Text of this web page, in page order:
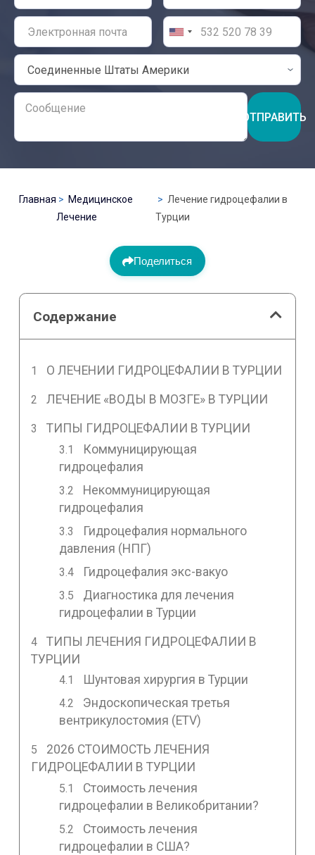
ОТПРАВИТЬ
Главная
Медицинское
Лечение
Лечение гидроцефалии в
Турции
Поделиться
Содержание
О ЛЕЧЕНИИ ГИДРОЦЕФАЛИИ В ТУРЦИИ
ЛЕЧЕНИЕ «ВОДЫ В МОЗГЕ» В ТУРЦИИ
ТИПЫ ГИДРОЦЕФАЛИИ В ТУРЦИИ
Коммуницирующая
гидроцефалия
Некоммуницирующая
гидроцефалия
Гидроцефалия нормального
давления (НПГ)
Гидроцефалия экс-вакуо
Диагностика для лечения
гидроцефалии в Турции
ТИПЫ ЛЕЧЕНИЯ ГИДРОЦЕФАЛИИ В
ТУРЦИИ
Шунтовая хирургия в Турции
Эндоскопическая третья
вентрикулостомия (ETV)
2026 СТОИМОСТЬ ЛЕЧЕНИЯ
ГИДРОЦЕФАЛИИ В ТУРЦИИ
Стоимость лечения
гидроцефалии в Великобритании?
Стоимость лечения
гидроцефалии в США?